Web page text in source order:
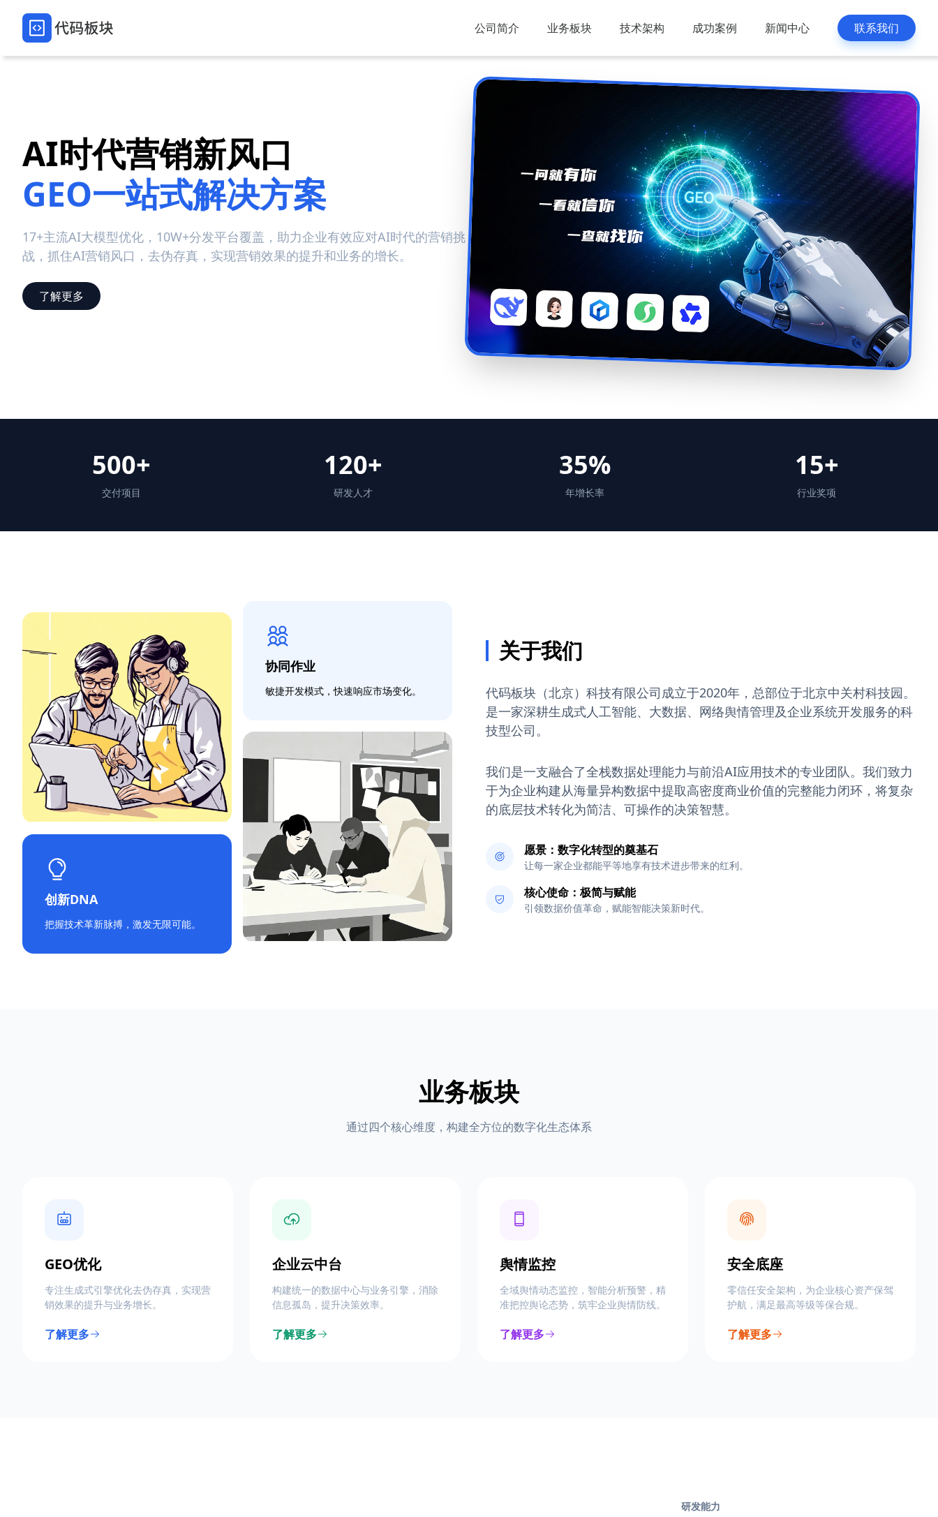
公司简介 业务板块 技术架构 成功案例 新闻中心 联系我们
AI时代营销新风口
GEO一站式解决方案
17+主流AI大模型优化，10W+分发平台覆盖，助力企业有效应对AI时代的营销挑
战，抓住AI营销风口，去伪存真，实现营销效果的提升和业务的增长。
了解更多
500+
交付项目
120+
研发人才
35%
年增长率
15+
行业奖项
创新DNA
把握技术革新脉搏，激发无限可能。
协同作业
敏捷开发模式，快速响应市场变化。
关于我们
代码板块（北京）科技有限公司成立于2020年，总部位于北京中关村科技园。
是一家深耕生成式人工智能、大数据、网络舆情管理及企业系统开发服务的科
技型公司。
我们是一支融合了全栈数据处理能力与前沿AI应用技术的专业团队。我们致力
于为企业构建从海量异构数据中提取高密度商业价值的完整能力闭环，将复杂
的底层技术转化为简洁、可操作的决策智慧。
愿景：数字化转型的奠基石
让每一家企业都能平等地享有技术进步带来的红利。
核心使命：极简与赋能
引领数据价值革命，赋能智能决策新时代。
业务板块
通过四个核心维度，构建全方位的数字化生态体系
GEO优化
专注生成式引擎优化去伪存真，实现营
销效果的提升与业务增长。
了解更多
企业云中台
构建统一的数据中心与业务引擎，消除
信息孤岛，提升决策效率。
了解更多
舆情监控
全域舆情动态监控，智能分析预警，精
准把控舆论态势，筑牢企业舆情防线。
了解更多
安全底座
零信任安全架构，为企业核心资产保驾
护航，满足最高等级等保合规。
了解更多